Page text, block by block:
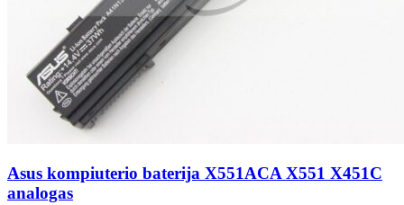
Asus kompiuterio baterija X551ACA X551 X451C
analogas